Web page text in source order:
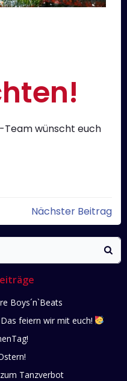
Team wünscht euch
Nächster Beitrag
Boys´n`Beats
feiern wir mit euch!
Tanzverbot